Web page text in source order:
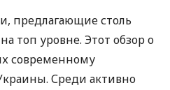
предлагающие столь
топ уровне. Этот обзор о
современному
Среди активно